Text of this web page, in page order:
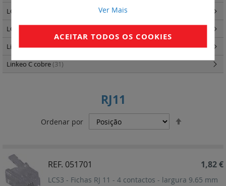
RJ11
Ordenar por
REF. 051701
LCS3 - Fichas RJ 11 - 4 contactos - largura 9.65 mm
1,82 €
LCS3 quadros e armários
LCS3 distribuição de energia
Linkeo - Quadros e Armários(87)
Linkeo C cobre(31)
Ver Mais
ACEITAR TODOS OS COOKIES